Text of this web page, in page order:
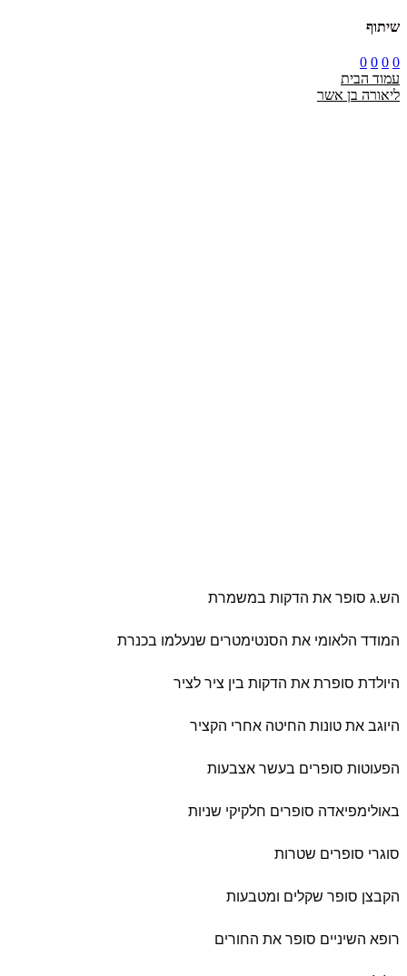
שיתוף
0
0
0
0
עמוד הבית
ליאורה בן אשר
הש.ג סופר את הדקות במשמרת
המודד הלאומי את הסנטימטרים שנעלמו בכנרת
היולדת סופרת את הדקות בין ציר לציר
היוגב את טונות החיטה אחרי הקציר
הפעוטות סופרים בעשר אצבעות
באולימפיאדה סופרים חלקיקי שניות
סוגרי סופרים שטרות
הקבצן סופר שקלים ומטבעות
רופא השיניים סופר את החורים